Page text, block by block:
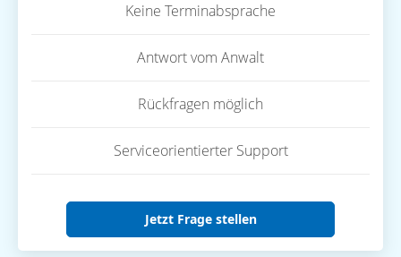
Keine Terminabsprache
Antwort vom Anwalt
Rückfragen möglich
Serviceorientierter Support
Jetzt Frage stellen